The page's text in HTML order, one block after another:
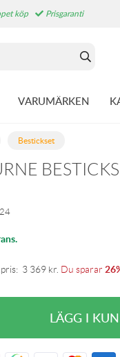
köp Prisgaranti
VARUMÄRKEN
Bestickset
3 369 kr Du sparar